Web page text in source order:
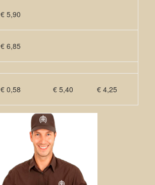
€ 5,90
€ 6,85
€ 0,58 € 5,40 € 4,25